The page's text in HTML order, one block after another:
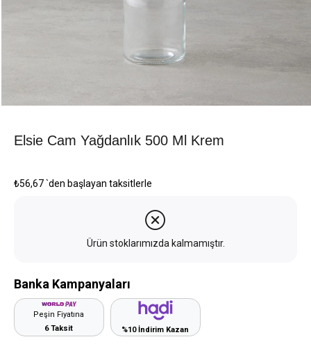
Elsie Cam Yağdanlık 500 Ml Krem
₺56,67`den başlayan taksitlerle
Ürün stoklarımızda kalmamıştır.
Banka Kampanyaları
Peşin Fiyatına
6 Taksit
%10 İndirim Kazan